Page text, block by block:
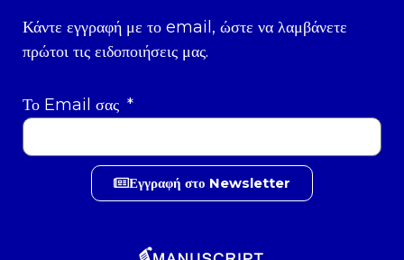
Κάντε εγγραφή με το email, ώστε να λαμβάνετε
πρώτοι τις ειδοποιήσεις μας.
Το Email σας
Εγγραφή στο Newsletter